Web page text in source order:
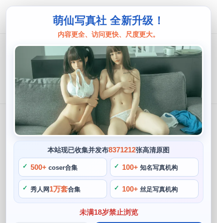
萌仙写真社 全新升级！
内容更全、访问更快、尺度更大。
本站现已收集并发布8371212张高清原图
500+ coser合集 100+ 知名写真机构
秀人网 1万套合集 100+ 丝足写真机构
未满18岁禁止浏览
Sally Dorasnow
Sally Dorasnow 分类下的内容
追求极致的cos体验：Sally Dorasnow
多啦雪的cos原图分享
Sally Dorasnow
2024 年 5 月 13 日 425
独家图片分享！sally dorasnow个人资
料摄影作品制作心得